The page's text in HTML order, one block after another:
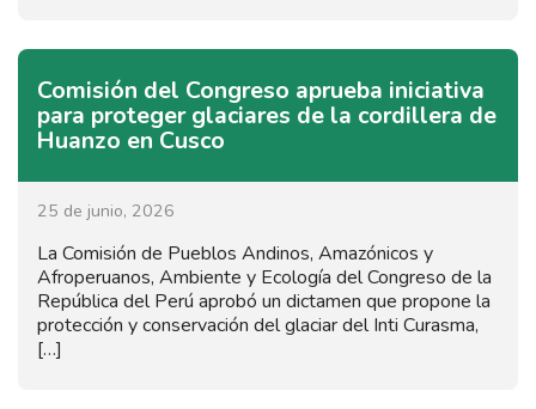
Comisión del Congreso aprueba iniciativa
para proteger glaciares de la cordillera de
Huanzo en Cusco
25 de junio, 2026
La Comisión de Pueblos Andinos, Amazónicos y
Afroperuanos, Ambiente y Ecología del Congreso de la
República del Perú aprobó un dictamen que propone la
protección y conservación del glaciar del Inti Curasma,
[…]